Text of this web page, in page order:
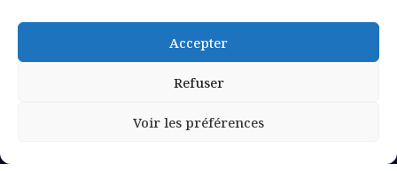
Accepter
Refuser
Voir les préférences